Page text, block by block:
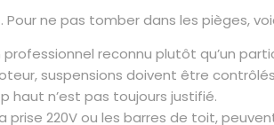
ne pas tomber dans les pièges,
reconnu plutôt qu’un
suspensions doivent être
haut n’est pas toujours justifié.
prise 220V ou les barres de toit,